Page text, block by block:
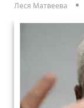
Леся Матвеева